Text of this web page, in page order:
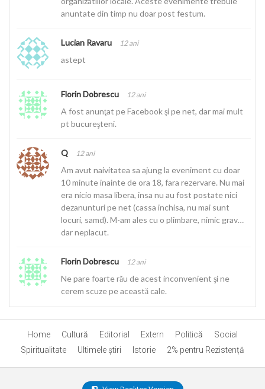
anuntate din timp nu doar post festum.
Lucian Ravaru 12 ani
astept
Florin Dobrescu 12 ani
A fost anunţat pe Facebook şi pe net, dar mai mult
pt bucureşteni.
Q 12 ani
Am avut naivitatea sa ajung la eveniment cu doar
10 minute inainte de ora 18, fara rezervare. Nu mai
era nicio masa libera, insa nu au fost postate nici
dezanunturi pe net (cassa inchisa, nu mai sunt
locuri, samd). M-am ales cu o plimbare, nimic grav…
dar neplacut.
Florin Dobrescu 12 ani
Ne pare foarte rău de acest inconvenient şi ne
cerem scuze pe această cale.
Home Cultură Editorial Extern Politică
Social
Spiritualitate
Ultimele ştiri Istorie 2% pentru Rezistență